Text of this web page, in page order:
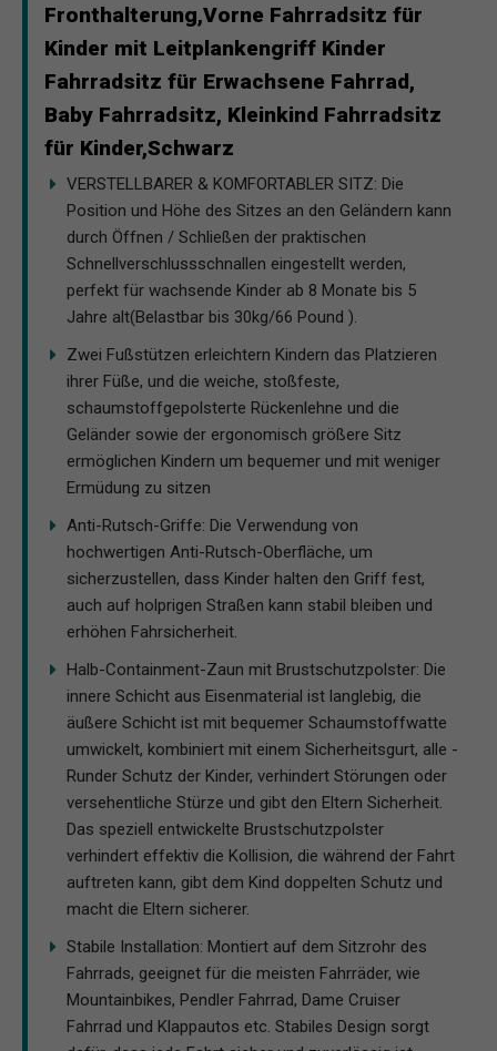
Fronthalterung,Vorne Fahrradsitz für
Kinder mit Leitplankengriff Kinder
Fahrradsitz für Erwachsene Fahrrad,
Baby Fahrradsitz, Kleinkind Fahrradsitz
für Kinder,Schwarz
VERSTELLBARER & KOMFORTABLER SITZ: Die
Position und Höhe des Sitzes an den Geländern kann
durch Öffnen / Schließen der praktischen
Schnellverschlussschnallen eingestellt werden,
perfekt für wachsende Kinder ab 8 Monate bis 5
Jahre alt(Belastbar bis 30kg/66 Pound ).
Zwei Fußstützen erleichtern Kindern das Platzieren
ihrer Füße, und die weiche, stoßfeste,
schaumstoffgepolsterte Rückenlehne und die
Geländer sowie der ergonomisch größere Sitz
ermöglichen Kindern um bequemer und mit weniger
Ermüdung zu sitzen
Anti-Rutsch-Griffe: Die Verwendung von
hochwertigen Anti-Rutsch-Oberfläche, um
sicherzustellen, dass Kinder halten den Griff fest,
auch auf holprigen Straßen kann stabil bleiben und
erhöhen Fahrsicherheit.
Halb-Containment-Zaun mit Brustschutzpolster: Die
innere Schicht aus Eisenmaterial ist langlebig, die
äußere Schicht ist mit bequemer Schaumstoffwatte
umwickelt, kombiniert mit einem Sicherheitsgurt, alle -
Runder Schutz der Kinder, verhindert Störungen oder
versehentliche Stürze und gibt den Eltern Sicherheit.
Das speziell entwickelte Brustschutzpolster
verhindert effektiv die Kollision, die während der Fahrt
auftreten kann, gibt dem Kind doppelten Schutz und
macht die Eltern sicherer.
Stabile Installation: Montiert auf dem Sitzrohr des
Fahrrads, geeignet für die meisten Fahrräder, wie
Mountainbikes, Pendler Fahrrad, Dame Cruiser
Fahrrad und Klappautos etc. Stabiles Design sorgt